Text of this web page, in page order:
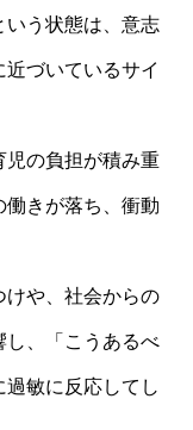
いう状態は、意志
づいているサイ
児の負担が積み重
働きが落ち、衝動
けや、社会からの
し、「こうあるべ
敏に反応してし